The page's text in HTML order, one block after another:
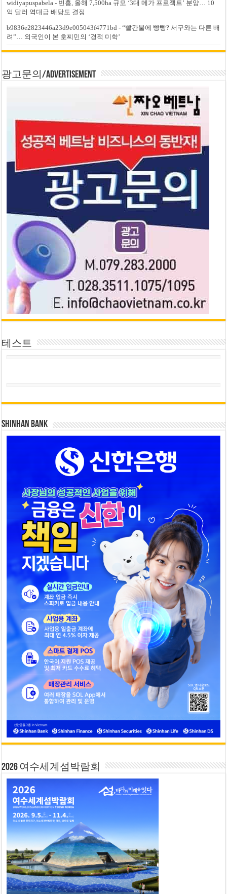
widiyapuspabela - 빈홈, 올해 7,500ha 규모 ‘3대 메가 프로젝트’ 분양… 10
억 달러 역대급 배당도 결정
b9836e2823446a23d9e005043f4771bd -“빨간불에 빵빵? 서구와는 다른 배
려”… 외국인이 본 호찌민의 ‘경적 미학’
광고문의/Advertisement
테스트
SHINHAN BANK
2026 여수세계섬박람회